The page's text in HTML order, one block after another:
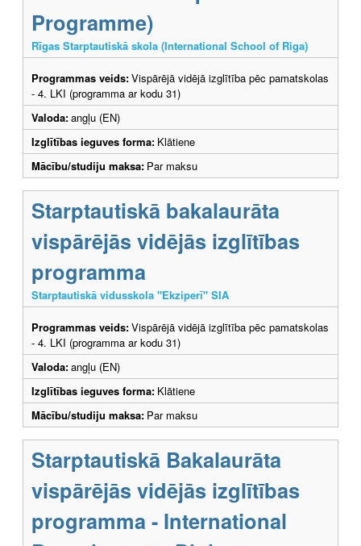
Programme)
Rīgas Starptautiskā skola (International School of Riga)
Programmas veids:Vispārējā vidējā izglītība pēc pamatskolas
- 4. LKI (programma ar kodu 31)
Valoda:angļu (EN)
Izglītības ieguves forma: Klātiene
Mācību/studiju maksa: Par maksu
Starptautiskā bakalaurāta
vispārējās vidējās izglītības
programma
Starptautiskā vidusskola "Ekziperī" SIA
Programmas veids:Vispārējā vidējā izglītība pēc pamatskolas
- 4. LKI (programma ar kodu 31)
Valoda:angļu (EN)
Izglītības ieguves forma: Klātiene
Mācību/studiju maksa: Par maksu
Starptautiskā Bakalaurāta
vispārējās vidējās izglītības
programma - International